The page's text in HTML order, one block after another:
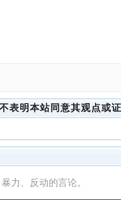
表明本站同意其观点或
力、反动的言论。